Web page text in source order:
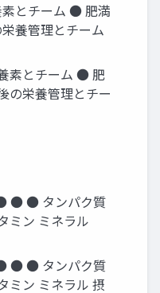
とチーム ● 肥満
養管理とチーム
素とチーム ● 肥
の栄養管理とチー
● ● タンパク質
ミン ミネラル
● ● タンパク質
ミン ミネラル 摂